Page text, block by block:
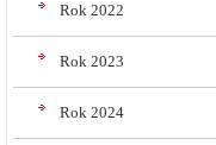
Rok 2022
Rok 2023
Rok 2024